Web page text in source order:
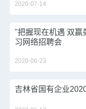
2020-07-14
"把握现在机遇 双赢
习网络招聘会
2020-06-23
吉林省国有企业